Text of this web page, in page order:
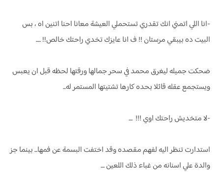
-انا اللي اتمني انك تقدري تستحملي العيشة معانا احنا اتنين اه ، بس
البيت ده بيبقي مرستان !! ف انا عايزك تخدي راحتك خالص!! .....
ضحكت جميله ليغرق محمد في سحر جمالها ورقتها لحظه قبل ان يعبس
ويستجمع عقله قائلا بحده كارها تشتيتها المستمر له...
-لا متخديش راحتك اوي !!! ....
استدارت تنظر اليه لفهم مقصده وقد اختفت البسمة عن فمها... بينما جز
والدة علي اسنانه من غباء ذلك اللعين ....